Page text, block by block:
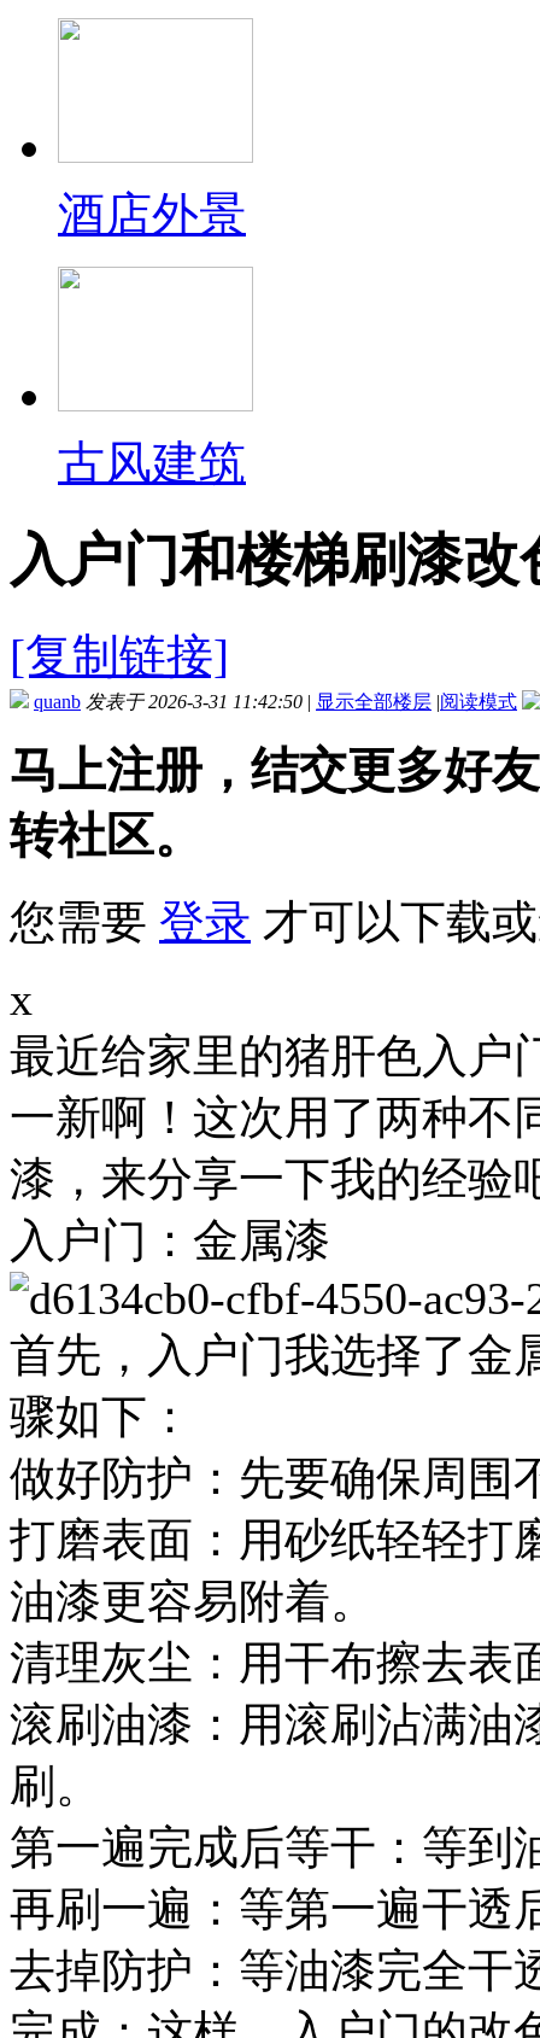
酒店外景
古风建筑
入户门和楼梯刷漆
[复制链接]
quanb 发表于 2026-3-31 11:42:50 | 显示全部楼层 |阅读模式
马上注册，结交更多好
转社区。
您需要 登录 才可以下载
x
最近给家里的猪肝色入户
一新啊！这次用了两种不
漆，来分享一下我的经验
入户门：金属漆
首先，入户门我选择了金
骤如下：
做好防护：先要确保周围
打磨表面：用砂纸轻轻打
油漆更容易附着。
清理灰尘：用干布擦去表
滚刷油漆：用滚刷沾满油
刷。
第一遍完成后等干：等到
再刷一遍：等第一遍干透
去掉防护：等油漆完全干